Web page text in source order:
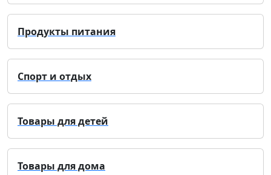
Продукты питания
Спорт и отдых
Товары для детей
Товары для дома